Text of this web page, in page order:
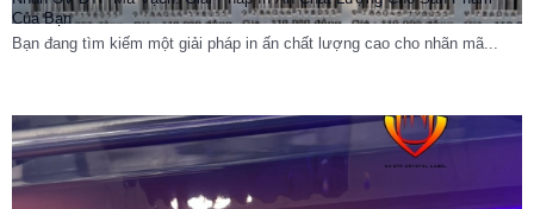
Của Bạn
Bạn đang tìm kiếm một giải pháp in ấn chất lượng cao cho nhãn mã...